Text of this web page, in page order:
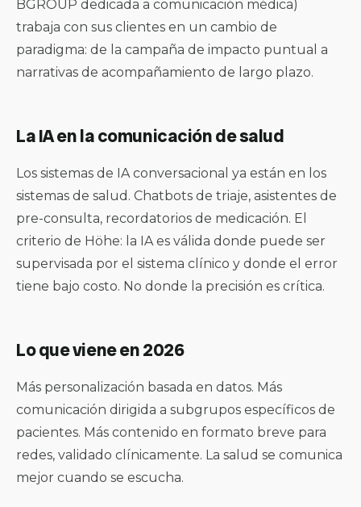
BGROUP dedicada a comunicación médica)
trabaja con sus clientes en un cambio de
paradigma: de la campaña de impacto puntual a
narrativas de acompañamiento de largo plazo.
La IA en la comunicación de salud
Los sistemas de IA conversacional ya están en los
sistemas de salud. Chatbots de triaje, asistentes de
pre-consulta, recordatorios de medicación. El
criterio de Höhe: la IA es válida donde puede ser
supervisada por el sistema clínico y donde el error
tiene bajo costo. No donde la precisión es crítica.
Lo que viene en 2026
Más personalización basada en datos. Más
comunicación dirigida a subgrupos específicos de
pacientes. Más contenido en formato breve para
redes, validado clínicamente. La salud se comunica
mejor cuando se escucha.